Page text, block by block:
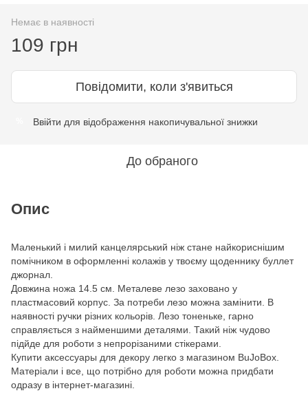
Немає в наявності
109 грн
Повідомити, коли з'явиться
Ввійти для відображення накопичувальної знижки
До обраного
Опис
Маленький і милий канцелярський ніж стане найкориснішим
помічником в оформленні колажів у твоєму щоденнику буллет
джорнал.
Довжина ножа 14.5 см. Металеве лезо заховано у
пластмасовий корпус. За потреби лезо можна замінити. В
наявності ручки різних кольорів. Лезо тоненьке, гарно
справляється з найменшими деталями. Такий ніж чудово
підйде для роботи з непрорізаними стікерами.
Купити аксессуары для декору легко з магазином BuJoBox.
Матеріали і все, що потрібно для роботи можна придбати
одразу в інтернет-магазині.